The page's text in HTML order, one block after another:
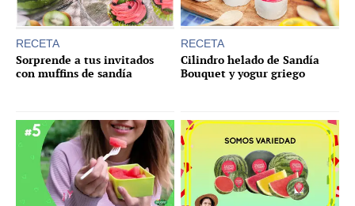
RECETA
Sorprende a tus invitados
con muffins de sandía
RECETA
Cilindro helado de Sandía
Bouquet y yogur griego